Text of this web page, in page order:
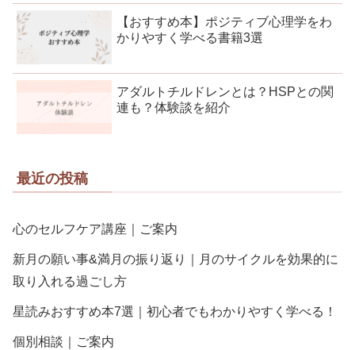
【おすすめ本】ポジティブ心理学をわ
かりやすく学べる書籍3選
アダルトチルドレンとは？HSPとの関
連も？体験談を紹介
最近の投稿
心のセルフケア講座｜ご案内
新月の願い事&満月の振り返り｜月のサイクルを効果的に
取り入れる過ごし方
星読みおすすめ本7選｜初心者でもわかりやすく学べる！
個別相談｜ご案内